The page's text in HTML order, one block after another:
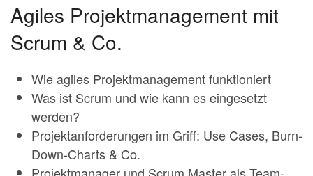
Agiles Projektmanagement mit
Scrum & Co.
Wie agiles Projektmanagement funktioniert
Was ist Scrum und wie kann es eingesetzt
werden?
Projektanforderungen im Griff: Use Cases, Burn-
Down-Charts & Co.